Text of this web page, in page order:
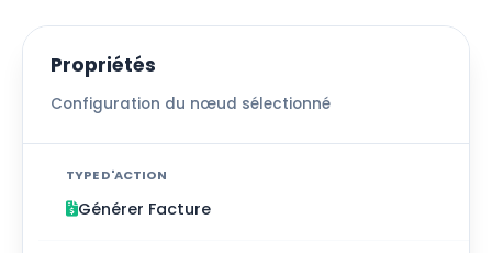
Propriétés
Configuration du nœud sélectionné
TYPE D'ACTION
Générer Facture